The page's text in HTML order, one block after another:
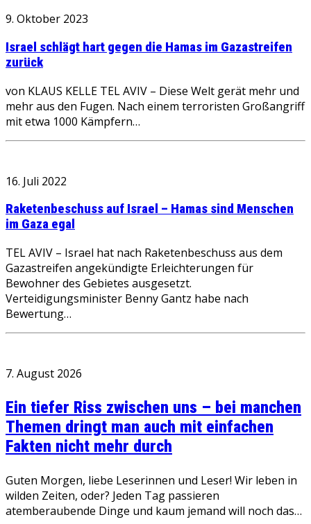
9. Oktober 2023
Israel schlägt hart gegen die Hamas im Gazastreifen
zurück
von KLAUS KELLE TEL AVIV – Diese Welt gerät mehr und
mehr aus den Fugen. Nach einem terroristen Großangriff
mit etwa 1000 Kämpfern…
16. Juli 2022
Raketenbeschuss auf Israel – Hamas sind Menschen
im Gaza egal
TEL AVIV – Israel hat nach Raketenbeschuss aus dem
Gazastreifen angekündigte Erleichterungen für
Bewohner des Gebietes ausgesetzt.
Verteidigungsminister Benny Gantz habe nach
Bewertung…
7. August 2026
Ein tiefer Riss zwischen uns – bei manchen
Themen dringt man auch mit einfachen
Fakten nicht mehr durch
Guten Morgen, liebe Leserinnen und Leser! Wir leben in
wilden Zeiten, oder? Jeden Tag passieren
atemberaubende Dinge und kaum jemand will noch das…